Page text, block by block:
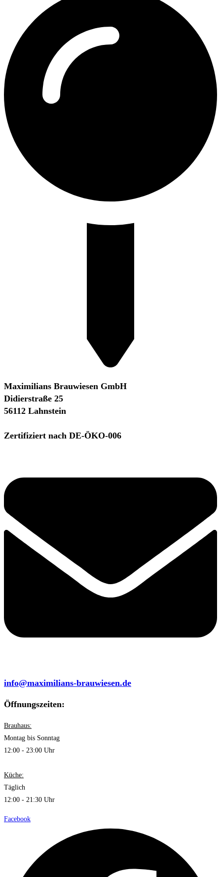
Maximilians Brauwiesen GmbH
Didierstraße 25
56112 Lahnstein
Zertifiziert nach DE-ÖKO-006
info@maximilians-brauwiesen.de
Öffnungszeiten:
Brauhaus:
Montag bis Sonntag
12:00 - 23:00 Uhr
Küche:
Täglich
12:00 - 21:30 Uhr
Facebook